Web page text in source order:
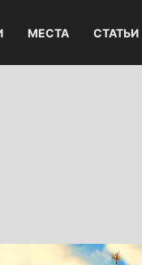
МЕСТА СТАТЬИ